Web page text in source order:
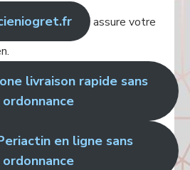
assure votre
livraison rapide sans
ordonnance
en ligne sans
ordonnance